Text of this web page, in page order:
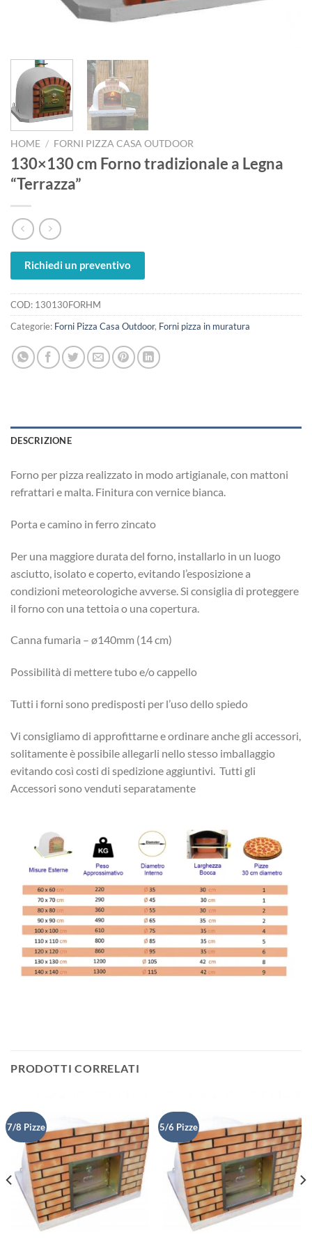
HOME / FORNI PIZZA CASA OUTDOOR
130×130 cm Forno tradizionale a Legna
“Terrazza”
Richiedi un preventivo
COD: 130130FORHM
Categorie: Forni Pizza Casa Outdoor, Forni pizza in muratura
DESCRIZIONE
Forno per pizza realizzato in modo artigianale, con mattoni
refrattari e malta. Finitura con vernice bianca.
Porta e camino in ferro zincato
Per una maggiore durata del forno, installarlo in un luogo
asciutto, isolato e coperto, evitando l’esposizione a
condizioni meteorologiche avverse. Si consiglia di proteggere
il forno con una tettoia o una copertura.
Canna fumaria – ø140mm (14 cm)
Possibilità di mettere tubo e/o cappello
Tutti i forni sono predisposti per l’uso dello spiedo
Vi consigliamo di approfittarne e ordinare anche gli accessori,
solitamente è possibile allegarli nello stesso imballaggio
evitando così costi di spedizione aggiuntivi. Tutti gli
Accessori sono venduti separatamente
PRODOTTI CORRELATI
7/8 Pizze 5/6 Pizze